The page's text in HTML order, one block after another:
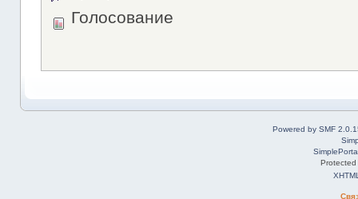
Голосование
Powered by SMF